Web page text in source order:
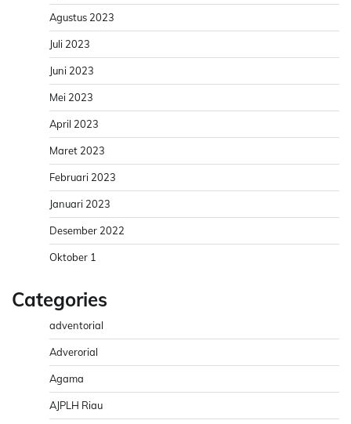
Agustus 2023
Juli 2023
Juni 2023
Mei 2023
April 2023
Maret 2023
Februari 2023
Januari 2023
Desember 2022
Oktober 1
Categories
adventorial
Adverorial
Agama
AJPLH Riau